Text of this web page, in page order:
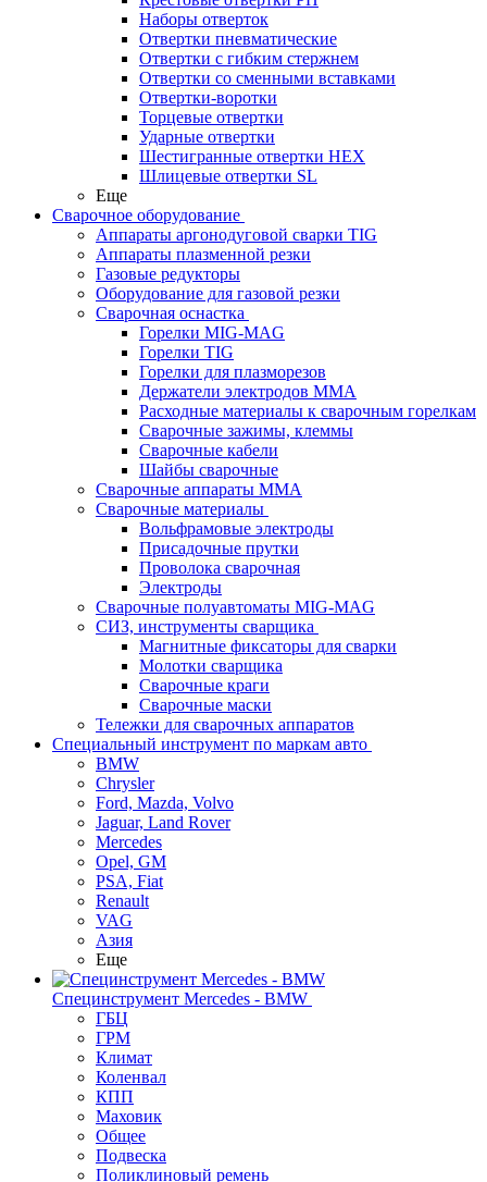
Наборы отверток
Отвертки пневматические
Отвертки с гибким стержнем
Отвертки со сменными вставками
Отвертки-воротки
Торцевые отвертки
Ударные отвертки
Шестигранные отвертки HEX
Шлицевые отвертки SL
Еще
Сварочное оборудование
Аппараты аргонодуговой сварки TIG
Аппараты плазменной резки
Газовые редукторы
Оборудование для газовой резки
Сварочная оснастка
Горелки MIG-MAG
Горелки TIG
Горелки для плазморезов
Держатели электродов ММА
Расходные материалы к сварочным горелкам
Сварочные зажимы, клеммы
Сварочные кабели
Шайбы сварочные
Сварочные аппараты MMA
Сварочные материалы
Вольфрамовые электроды
Присадочные прутки
Проволока сварочная
Электроды
Сварочные полуавтоматы MIG-MAG
СИЗ, инструменты сварщика
Магнитные фиксаторы для сварки
Молотки сварщика
Сварочные краги
Сварочные маски
Тележки для сварочных аппаратов
Специальный инструмент по маркам авто
BMW
Chrysler
Ford, Mazda, Volvo
Jaguar, Land Rover
Mercedes
Opel, GM
PSA, Fiat
Renault
VAG
Азия
Еще
Специнструмент Mercedes - BMW
ГБЦ
ГРМ
Климат
Коленвал
КПП
Маховик
Общее
Подвеска
Поликлиновый ремень